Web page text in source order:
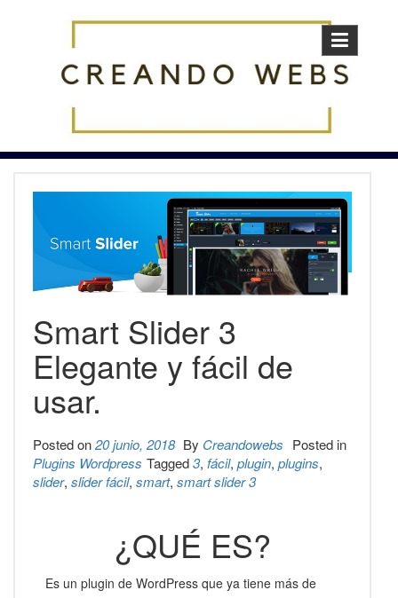
Smart Slider 3
Elegante y fácil de
usar.
Posted on20 junio, 2018 By Creandowebs Posted in
Plugins Wordpress Tagged3, fácil, plugin, plugins,
slider, slider fácil, smart, smart slider 3
¿QUÉ ES?
Es un plugin de WordPress que ya tiene más de